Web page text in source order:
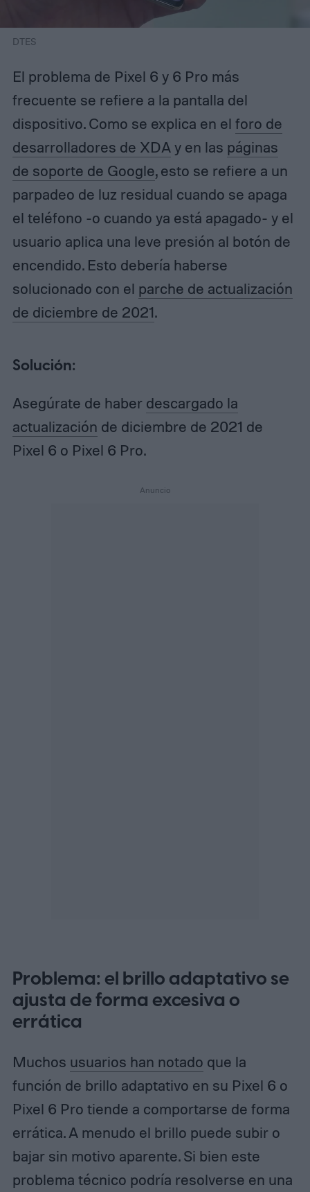
DTES
El problema de Pixel 6 y 6 Pro más
frecuente se refiere a la pantalla del
dispositivo. Como se explica en el foro de
desarrolladores de XDAy en las páginas
de soporte de Google, esto se refiere a un
parpadeo de luz residual cuando se apaga
el teléfono -o cuando ya está apagado- y el
usuario aplica una leve presión al botón de
encendido. Esto debería haberse
solucionado con el parche de actualización
de diciembre de 2021.
Solución:
Asegúrate de haber descargado la
actualización de diciembre de 2021 de
Pixel 6 o Pixel 6 Pro.
Problema: el brillo adaptativo se
ajusta de forma excesiva o
errática
Muchos usuarios han notado que la
función de brillo adaptativo en su Pixel 6 o
Pixel 6 Pro tiende a comportarse de forma
errática. A menudo el brillo puede subir o
bajar sin motivo aparente. Si bien este
problema técnico podría resolverse en una